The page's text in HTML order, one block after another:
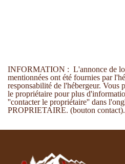
INFORMATION : L'annonce de
mentionnées ont été fournies par
responsabilité de l'hébergeur. Vous
le propriétaire pour plus
''contacter le propriétaire'' dans
PROPRIETAIRE. (bouton contact).